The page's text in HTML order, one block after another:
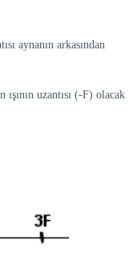
aynanın arkasından
uzantısı (-F) olacak